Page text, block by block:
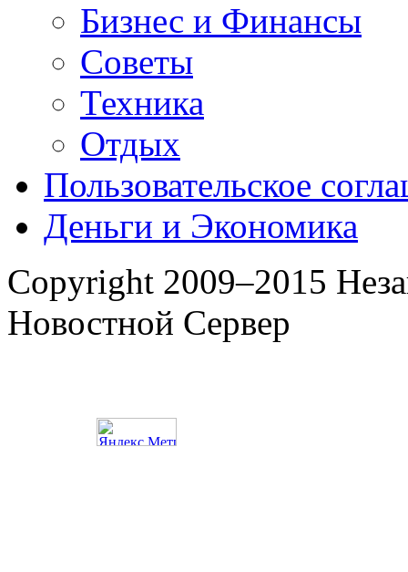
Бизнес и Финансы
Советы
Техника
Отдых
Пользовательское
Деньги и Экономика
Copyright 2009–2015
Новостной Сервер